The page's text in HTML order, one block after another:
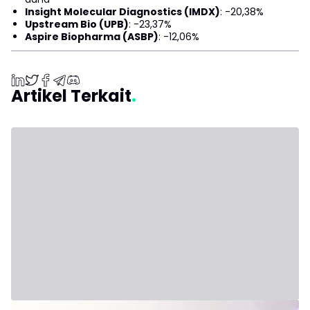
Insight Molecular Diagnostics (IMDX): -20,38%
Upstream Bio (UPB): -23,37%
Aspire Biopharma (ASBP): -12,06%
Artikel Terkait